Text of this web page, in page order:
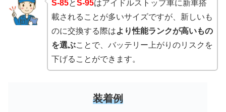
S-85とS-95はアイドルストップ車に新車搭
載されることが多いサイズですが、新しいも
のに交換する際はより性能ランクが高いもの
を選ぶことで、バッテリー上がりのリスクを
下げることができます。
装着例